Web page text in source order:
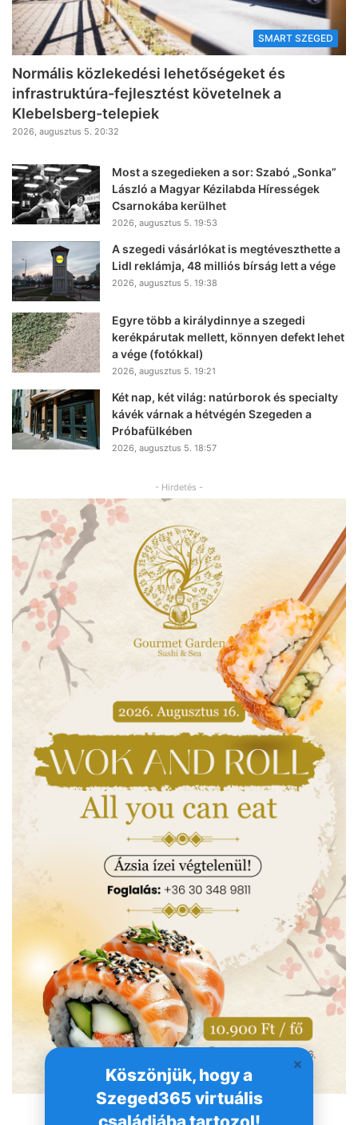
Köszönjük, hogy a
Szeged365 virtuális
családjába tartozol!
SMART SZEGED
Normális közlekedési lehetőségeket és
infrastruktúra-fejlesztést követelnek a
Klebelsberg-telepiek
2026, augusztus 5. 20:32
Most a szegedieken a sor: Szabó „Sonka”
László a Magyar Kézilabda Hírességek
Csarnokába kerülhet
2026, augusztus 5. 19:53
A szegedi vásárlókat is megtéveszthette a
Lidl reklámja, 48 milliós bírság lett a vége
2026, augusztus 5. 19:38
Egyre több a királydinnye a szegedi
kerékpárutak mellett, könnyen defekt lehet
a vége (fotókkal)
2026, augusztus 5. 19:21
Két nap, két világ: natúrborok és specialty
kávék várnak a hétvégén Szegeden a
Próbafülkében
2026, augusztus 5. 18:57
- Hirdetés -